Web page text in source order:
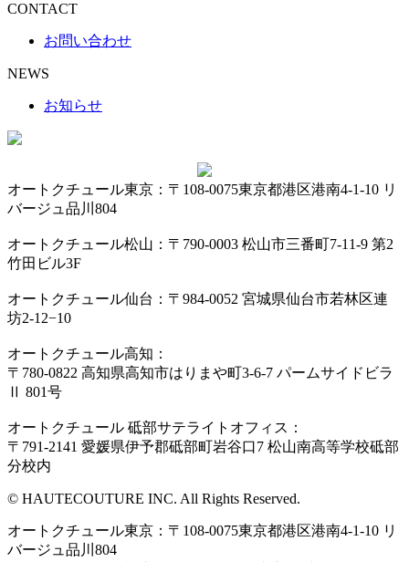
CONTACT
お問い合わせ
NEWS
お知らせ
オートクチュール東京：〒108-0075東京都港区港南4-1-10 リ
バージュ品川804
オートクチュール松山：〒790-0003 松山市三番町7-11-9 第2
竹田ビル3F
オートクチュール仙台：〒984-0052 宮城県仙台市若林区連
坊2-12−10
オートクチュール高知：
〒780-0822 高知県高知市はりまや町3-6-7 パームサイドビラ
Ⅱ 801号
オートクチュール 砥部サテライトオフィス：
〒791-2141 愛媛県伊予郡砥部町岩谷口7 松山南高等学校砥部
分校内
© HAUTECOUTURE INC. All Rights Reserved.
オートクチュール東京：〒108-0075東京都港区港南4-1-10 リ
バージュ品川804